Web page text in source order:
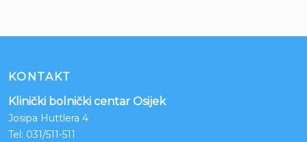
KONTAKT
Klinički bolnički centar Osijek
Josipa Huttlera 4
Tel: 031/511-511